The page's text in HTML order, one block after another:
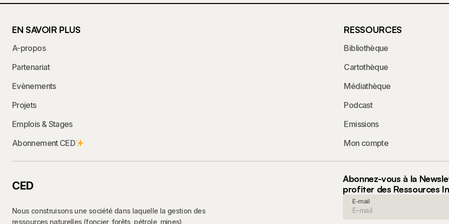
CED
Nous construisons une société dans laquelle la gestion des
ressources naturelles (foncier, forêts, pétrole, mines)
EN SAVOIR PLUS
A-propos
Partenariat
Evènements
Projets
Emplois & Stages
Abonnement CED
RESSOURCES
Bibliothèque
Cartothèque
Médiathèque
Podcast
Emissions
Mon compte
Abonnez-vous à la
profiter des Ressources
E-mail